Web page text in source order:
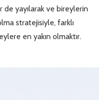
de yayılarak ve bireylerin
stratejisiyle, farklı
en yakın olmaktır.